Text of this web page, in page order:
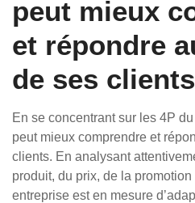
peut mieux
et répondre
de ses
En se concentrant sur les 4P
peut mieux comprendre et
clients. En analysant
produit, du prix, de la
entreprise est en mesure